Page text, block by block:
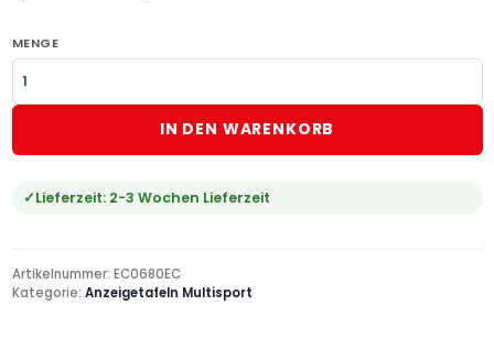
MENGE
IN DEN WARENKORB
Lieferzeit: 2-3 Wochen Lieferzeit
Artikelnummer: EC0680EC
Kategorie: Anzeigetafeln Multisport